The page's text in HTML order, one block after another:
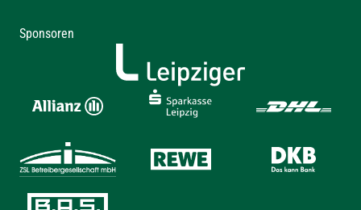
Sponsoren